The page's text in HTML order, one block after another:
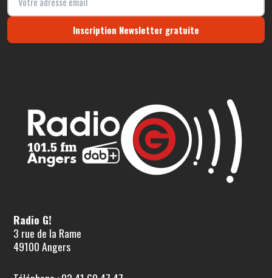
Inscription Newsletter gratuite
Radio G!
3 rue de la Rame
49100 Angers